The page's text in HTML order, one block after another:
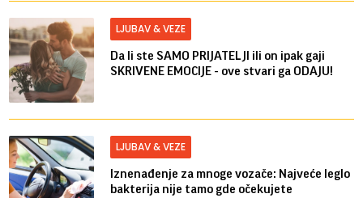
LJUBAV & VEZE
Da li ste SAMO PRIJATELJI ili on ipak gaji
SKRIVENE EMOCIJE - ove stvari ga ODAJU!
LJUBAV & VEZE
Iznenađenje za mnoge vozače: Najveće leglo
bakterija nije tamo gde očekujete